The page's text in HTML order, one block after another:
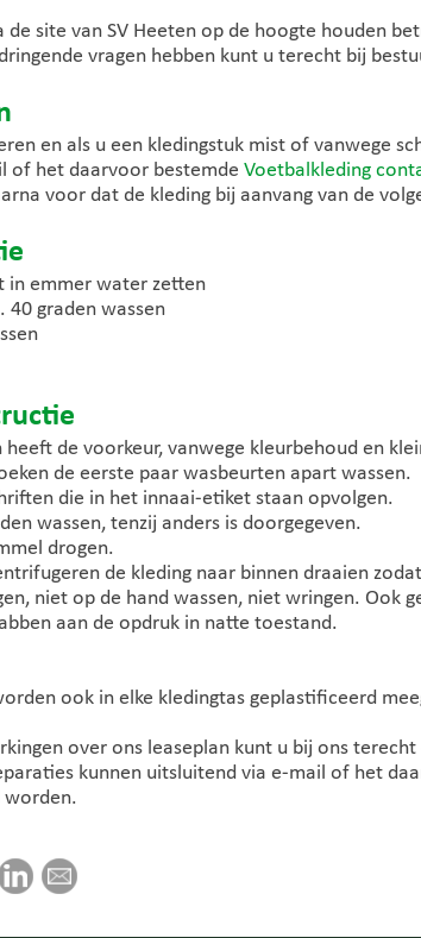
de site van SV Heeten op de hoogte houden
vragen hebben kunt u terecht bij
en als u een kledingstuk mist of vanwege
of het daarvoor bestemde Voetbalkleding
voor dat de kleding bij aanvang van de
in emmer water zetten
40 graden wassen
heeft de voorkeur, vanwege kleurbehoud en
de eerste paar wasbeurten apart wassen.
die in het innaai-etiket staan opvolgen.
wassen, tenzij anders is doorgegeven.
drogen.
de kleding naar binnen draaien
niet op de hand wassen, niet wringen. Ook
aan de opdruk in natte toestand.
ook in elke kledingtas geplastificeerd
over ons leaseplan kunt u bij ons
kunnen uitsluitend via e-mail of het